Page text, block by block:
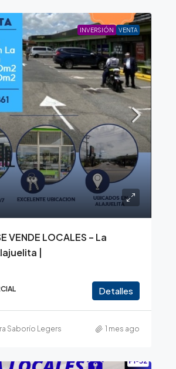
INVERSIÓN VENTA
VENDE LOCALES – La
|
Detalles
Saborío Legers 1 mes ago